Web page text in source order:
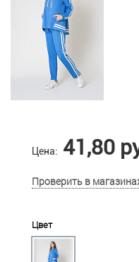
Цена: 41,80
Проверить в
Цвет